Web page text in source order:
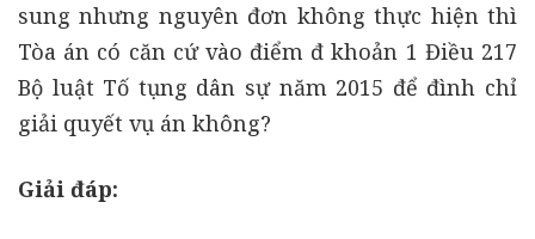
sung nhưng nguyên đơn không thực hiện thì
Tòa án có căn cứ vào điểm đ khoản 1 Điều 217
Bộ luật Tố tụng dân sự năm 2015 để đình chỉ
giải quyết vụ án không?
Giải đáp: